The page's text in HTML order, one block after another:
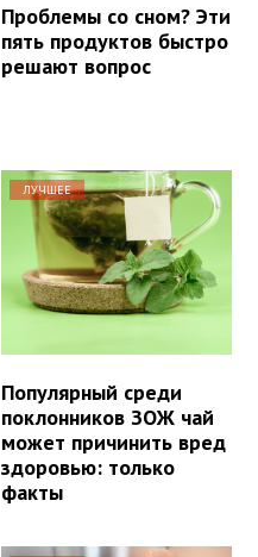
Проблемы со сном? Эти
пять продуктов быстро
решают вопрос
ЛУЧШЕЕ
Популярный среди
поклонников ЗОЖ чай
может причинить вред
здоровью: только
факты